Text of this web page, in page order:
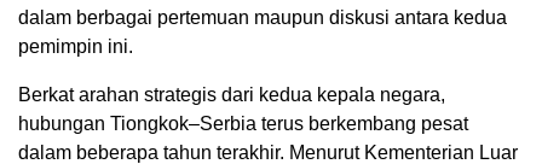
dalam berbagai pertemuan maupun diskusi antara kedua
pemimpin ini.
Berkat arahan strategis dari kedua kepala negara,
hubungan Tiongkok–Serbia terus berkembang pesat
dalam beberapa tahun terakhir. Menurut Kementerian Luar